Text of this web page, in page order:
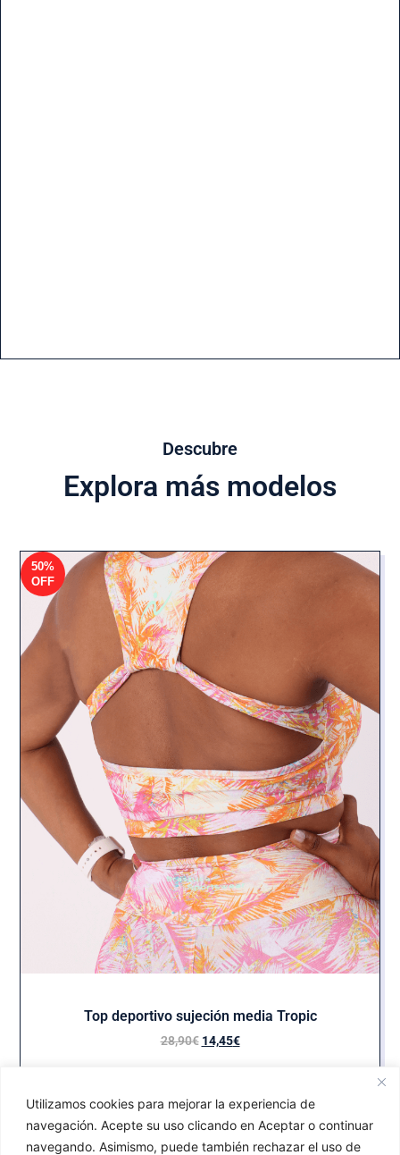
Utilizamos cookies para mejorar la experiencia de
navegación. Acepte su uso clicando en Aceptar o continuar
navegando. Asimismo, puede también rechazar el uso de
Descubre
Explora más modelos
50%
OFF
Top deportivo sujeción media Tropic
28,90€ 14,45€